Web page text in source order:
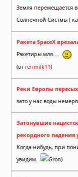
Земля перемещается
Солнечной Систмы (
Ракета SpaceX
Рэкетиры мля....
(от renmilk11)
Реки Европы
зато у нас воды
Затонувшие
рекордного падения
Когда-нибудь, при
увидим.
Gron)